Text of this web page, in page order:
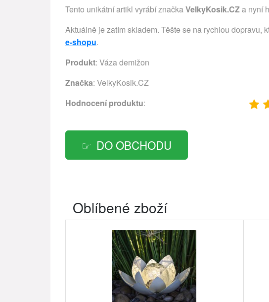
Tento unikátní artikl vyrábí značkaVelkyKosik.CZa nyní
Aktuálně je zatím skladem. Těšte se na rychlou dopravu,
e-shopu.
Produkt: Váza demižon
Značka: VelkyKosik.CZ
Hodnocení produktu:
DO OBCHODU
Oblíbené zboží